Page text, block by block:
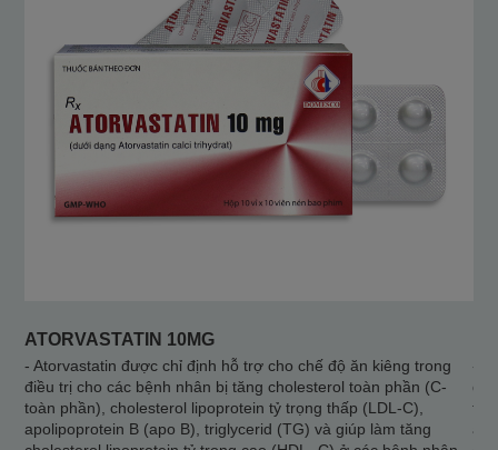
ATORVASTATIN 10MG
- Atorvastatin được chỉ định hỗ trợ cho chế độ ăn kiêng trong
điều trị cho các bệnh nhân bị tăng cholesterol toàn phần (C-
toàn phần), cholesterol lipoprotein tỷ trọng thấp (LDL-C),
apolipoprotein B (apo B), triglycerid (TG) và giúp làm tăng
-